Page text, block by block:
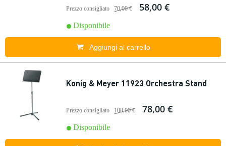
Prezzo consigliato 70,00 € 58,00 €
Disponibile
Aggiungi al carrello
Konig & Meyer 11923 Orchestra Stand
Prezzo consigliato 108,00 € 78,00 €
Disponibile